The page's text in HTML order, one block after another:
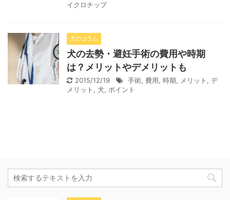
イクロチップ
犬のコラム
犬の去勢・避妊手術の費用や時期
は？メリットやデメリットも
2015/12/19 手術, 費用, 時期, メリット , デ
メリット , 犬, ポイント